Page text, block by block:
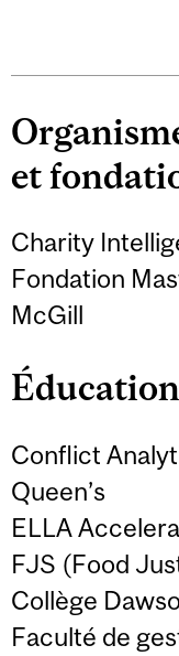
et
Charity
Fondation
McGill
Conflict
Queen’s
ELLA
FJS (Food
Collège
Faculté de